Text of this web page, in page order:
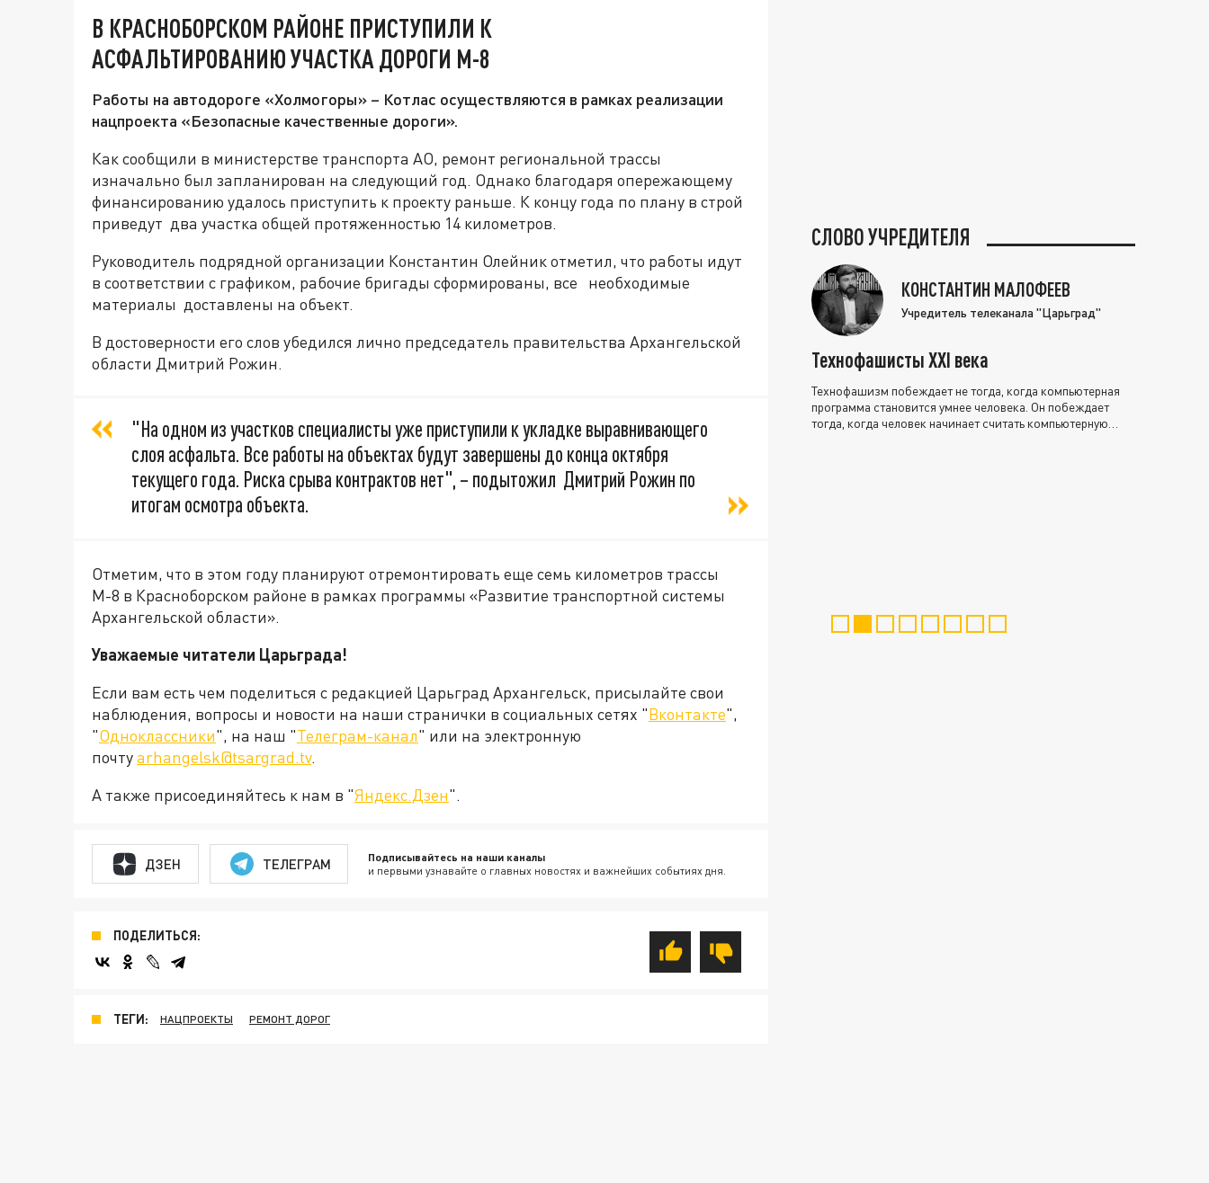
В КРАСНОБОРСКОМ РАЙОНЕ ПРИСТУПИЛИ К
АСФАЛЬТИРОВАНИЮ УЧАСТКА ДОРОГИ М-8
Работы на автодороге «Холмогоры» – Котлас осуществляются в рамках реализации
нацпроекта «Безопасные качественные дороги».
Как сообщили в министерстве транспорта АО, ремонт региональной трассы
изначально был запланирован на следующий год. Однако благодаря опережающему
финансированию удалось приступить к проекту раньше. К концу года по плану в строй
приведут два участка общей протяженностью 14 километров.
Руководитель подрядной организации Константин Олейник отметил, что работы идут
в соответствии с графиком, рабочие бригады сформированы, все необходимые
материалы доставлены на объект.
В достоверности его слов убедился лично председатель правительства Архангельской
области Дмитрий Рожин.
"На одном из участков специалисты уже приступили к укладке выравнивающего
слоя асфальта. Все работы на объектах будут завершены до конца октября
текущего года. Риска срыва контрактов нет", – подытожил Дмитрий Рожин по
итогам осмотра объекта.
Отметим, что в этом году планируют отремонтировать еще семь километров трассы
М-8 в Красноборском районе в рамках программы «Развитие транспортной системы
Архангельской области».
Уважаемые читатели Царьграда!
Если вам есть чем поделиться с редакцией Царьград Архангельск, присылайте свои
наблюдения, вопросы и новости на наши странички в социальных сетях "Вконтакте",
"Одноклассники", на наш "Телеграм-канал" или на электронную
почтуarhangelsk@tsargrad.tv.
А также присоединяйтесь к нам в "Яндекс.Дзен".
ДЗЕН ТЕЛЕГРАМ Подписывайтесь на наши каналы
и первыми узнавайте о главных новостях и важнейших событиях дня.
ПОДЕЛИТЬСЯ:
ТЕГИ: НАЦПРОЕКТЫ РЕМОНТ ДОРОГ
СЛОВО УЧРЕДИТЕЛЯ
КОНСТАНТИН МАЛОФЕЕВ
Учредитель телеканала "Царьград"
Технофашисты XXI века
Технофашизм побеждает не тогда, когда компьютерная
программа становится умнее человека. Он побеждает
тогда, когда человек начинает считать компьютерную